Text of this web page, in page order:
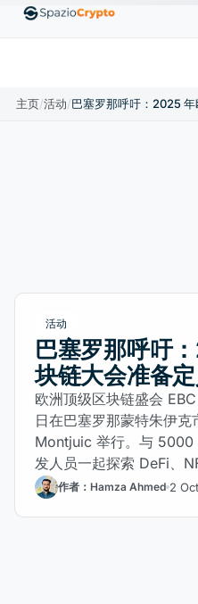
EthereumETHUS$1,880.58
主页/活动/
活动
巴塞罗那呼吁
块链大会准备
欧洲顶级区块链盛会
日在巴塞罗那蒙特朱伊
Montjuic 举行。与 5000
发人员一起探索 DeFi、
Web3 的未来。
作者：Hamza Ahmed 2